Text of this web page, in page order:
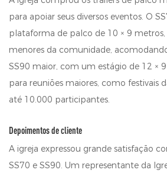
para apoiar seus diversos eventos. O
plataforma de palco de 10 × 9 metros,
menores da comunidade,
SS90 maior, com um estágio de 12 ×
para reuniões maiores, como festivais
até 10.000 participantes.
Depoimentos de cliente
A igreja expressou grande satisfação
SS70 e SS90. Um representante da